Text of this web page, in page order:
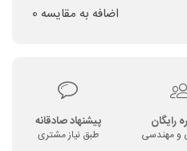
اضافه به مقایسه 0
رایگان
مهندسی
پیشنهاد صادقانه
طبق نیاز مشتری